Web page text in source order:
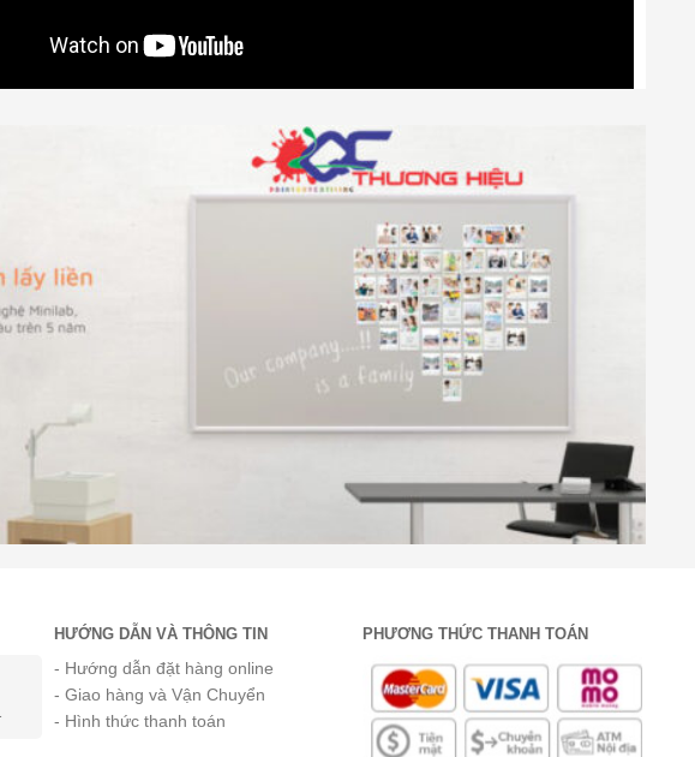
HƯỚNG DẪN VÀ THÔNG TIN
- Hướng dẫn đặt hàng online
- Giao hàng và Vận Chuyển
- Hình thức thanh toán
PHƯƠNG THỨC THANH TOÁN